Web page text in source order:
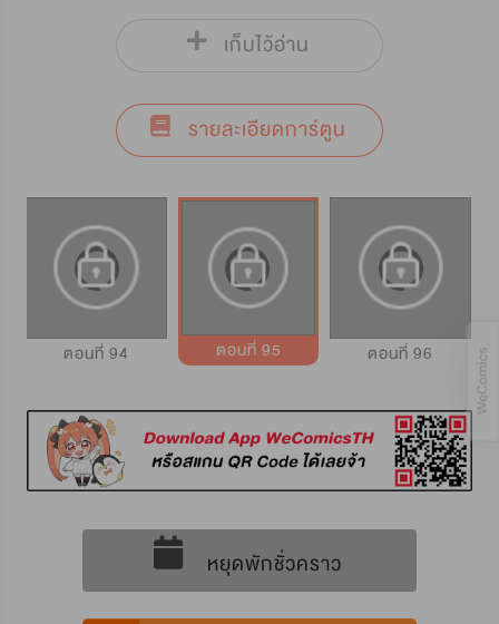
เก็บไว้อ่าน
รายละเอียดการ์ตูน
ตอนที่ 94 ตอนที่ 95 ตอนที่ 96
หยุดพักชั่วคราว